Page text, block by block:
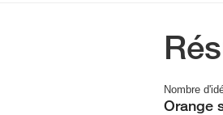
Nombre
Orange